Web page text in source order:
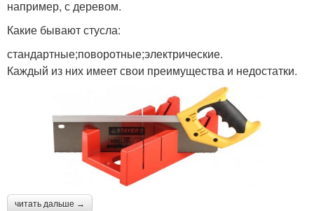
например, с деревом.
Какие бывают стусла:
стандартные;поворотные;электрические.
Каждый из них имеет свои преимущества и недостатки.
читать дальше →